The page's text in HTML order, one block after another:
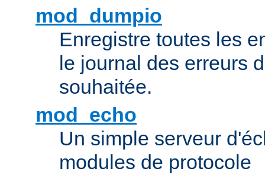
mod_dumpio
Enregistre toutes les
le journal des erreurs
souhaitée.
mod_echo
Un simple serveur
modules de protocole